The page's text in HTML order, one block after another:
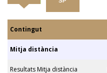
Contingut
Mitja distància
Resultats Mitja distància